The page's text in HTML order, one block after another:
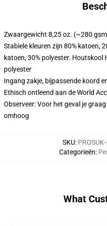
Zwaargewicht 8,25 oz. (~280
Stabiele kleuren zijn 80% katoen,
katoen, 30% polyester. Houtskool
polyester
Ingang zakje, bijpassende koord
Ethisch ontleend aan de World
Observeer: Voor het geval je
omhoog
SKU:
Categorieën:
What